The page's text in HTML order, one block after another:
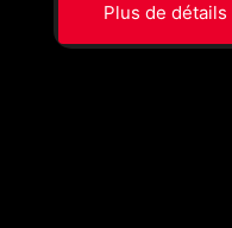
Plus de détails